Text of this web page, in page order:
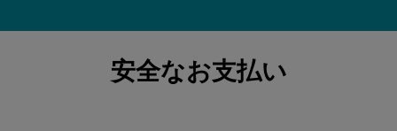
安全なお支払い